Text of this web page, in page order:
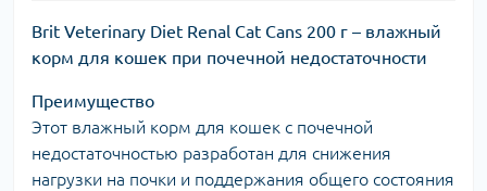
Brit Veterinary Diet Renal Cat Cans 200 г – влажный
корм для кошек при почечной недостаточности
Преимущество
Этот влажный корм для кошек с почечной
недостаточностью разработан для снижения
нагрузки на почки и поддержания общего состояния